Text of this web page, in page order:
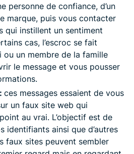
personne de confiance, d’un
marque, puis vous contacter
qui instillent un sentiment
cas, l’escroc se fait
ou un membre de la famille
le message et vous pousser
ces messages essaient de vous
un faux site web qui
au vrai. L’objectif est de
identifiants ainsi que d’autres
faux sites peuvent sembler